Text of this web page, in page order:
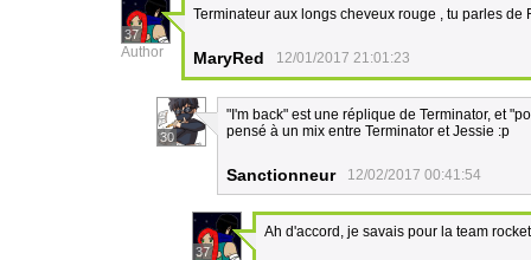
37
Author
Terminateur aux longs cheveux rouge , tu parles de
MaryRed 12/01/2017 21:01:23
30
"I'm back" est une réplique de Terminator, et
pensé à un mix entre Terminator et Jessie :p
Sanctionneur 12/02/2017 00:41:54
37
Ah d'accord, je savais pour la team